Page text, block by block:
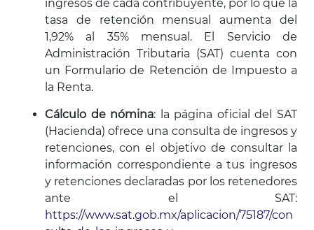
ingresos de cada contribuyente, por lo que la
tasa de retención mensual aumenta del
1,92% al 35% mensual. El Servicio de
Administración Tributaria (SAT) cuenta con
un Formulario de Retención de Impuesto a
la Renta.
Cálculo de nómina: la página oficial del SAT
(Hacienda) ofrece una consulta de ingresos y
retenciones, con el objetivo de consultar la
información correspondiente a tus ingresos
y retenciones declaradas por los retenedores
ante el SAT:
https://www.sat.gob.mx/aplicacion/75187/con